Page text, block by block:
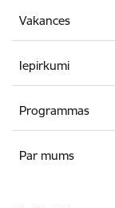
Vakances
Iepirkumi
Programmas
Par mums